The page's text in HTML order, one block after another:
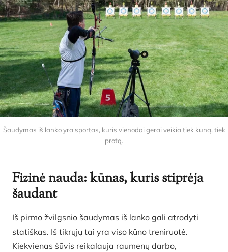
Šaudymas iš lanko yra sportas, kuris vienodai gerai veikia tiek kūną, tiek
protą.
Fizinė nauda: kūnas, kuris stiprėja
šaudant
Iš pirmo žvilgsnio šaudymas iš lanko gali atrodyti
statiškas. Iš tikrųjų tai yra viso kūno treniruotė.
Kiekvienas šūvis reikalauja raumenų darbo,